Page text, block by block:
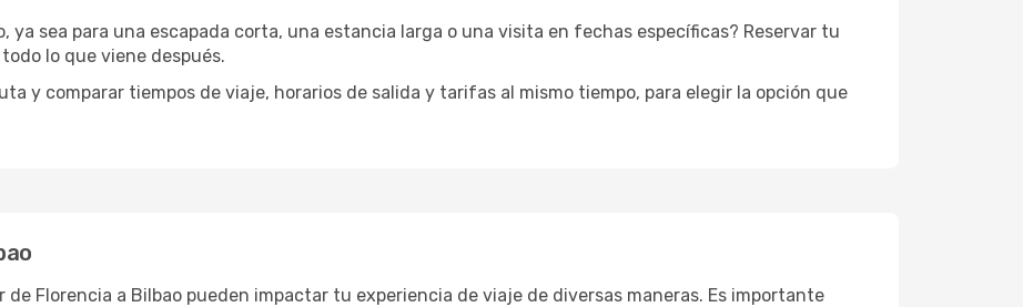
ya sea para una escapada corta, una estancia larga o una visita en fechas específicas? Reservar tu
lo que viene después.
y comparar tiempos de viaje, horarios de salida y tarifas al mismo tiempo, para elegir la opción que
Florencia a Bilbao pueden impactar tu experiencia de viaje de diversas maneras. Es importante